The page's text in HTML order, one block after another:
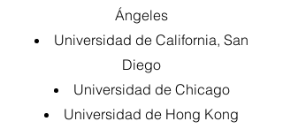
Ángeles
Universidad de California, San
Diego
Universidad de Chicago
Universidad de Hong Kong